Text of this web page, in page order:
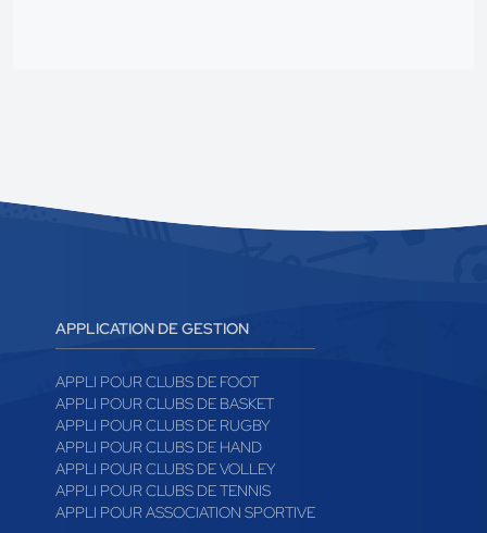
APPLICATION DE GESTION
APPLI POUR CLUBS DE FOOT
APPLI POUR CLUBS DE BASKET
APPLI POUR CLUBS DE RUGBY
APPLI POUR CLUBS DE HAND
APPLI POUR CLUBS DE VOLLEY
APPLI POUR CLUBS DE TENNIS
APPLI POUR ASSOCIATION SPORTIVE